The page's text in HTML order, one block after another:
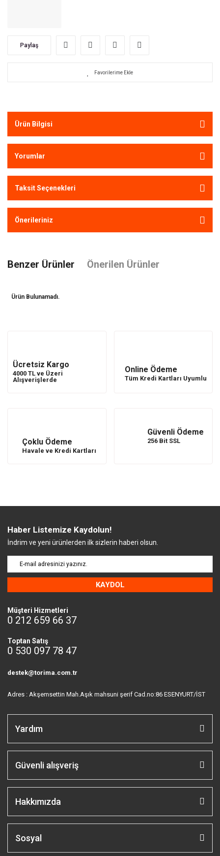
Paylaş
Ürün Bilgisi
Yorumlar
Taksit Seçenekleri
Önerileriniz
Benzer Ürünler Önerilen Ürünler
Ürün Bulunamadı.
Ücretsiz Kargo
4000 TL ve Üzeri
Alışverişlerde
Online Ödeme
Tüm Kredi Kartları Uyumlu
Çoklu Ödeme
Havale ve Kredi Kartları
Güvenli Ödeme
256 Bit SSL
Haber Listemize Kaydolun!
İndrim ve yeni ürünlerden ilk sizlerin haberi olsun.
KAYDOL
Müşteri Hizmetleri
0 212 659 66 37
Toptan Satış
0 530 097 78 47
destek@torima.com.tr
Adres : Akşemsettin Mah.Aşık mahsuni şerif Cad.no:86 ESENYURT/İST
Yardım
Güvenli alışveriş
Hakkımızda
Sosyal